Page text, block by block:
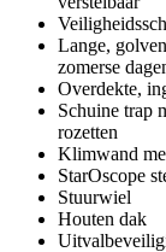
Lange,
zomerse
Overdekte,
Schuine trap
rozetten
Klimwand
StarOscope
Stuurwiel
Houten dak